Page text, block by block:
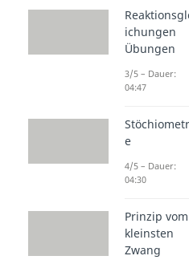
Wasser
abläuft und
wir dir hier
direkt in
Was ist
ichungen
Übungen
3/5 – Dauer:
04:47
e
4/5 – Dauer:
04:30
Prinzip vom
kleinsten
Zwang